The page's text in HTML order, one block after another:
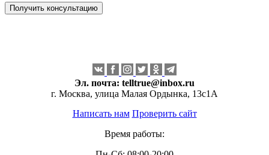
Эл. почта: telltrue@inbox.ru
г. Москва, улица Малая Ордынка, 13с1А
Написать нам Проверить сайт
Время работы: